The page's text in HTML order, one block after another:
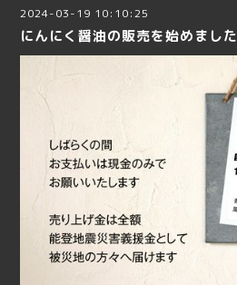
2024-03-19 10:10:25
にんにく醤油の販売を始めました